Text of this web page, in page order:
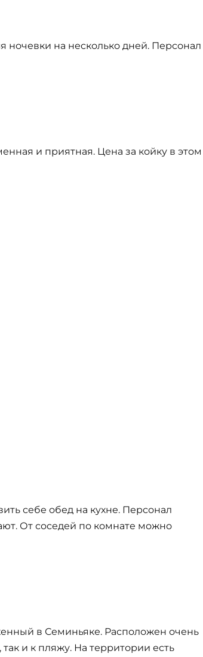
ночевки на несколько дней. Персонал
и приятная. Цена за койку в этом
себе обед на кухне. Персонал
От соседей по комнате можно
в Семиньяке. Расположен очень
и к пляжу. На территории есть